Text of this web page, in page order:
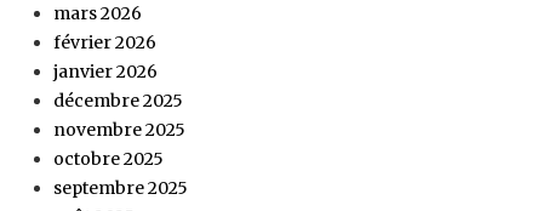
mars 2026
février 2026
janvier 2026
décembre 2025
novembre 2025
octobre 2025
septembre 2025